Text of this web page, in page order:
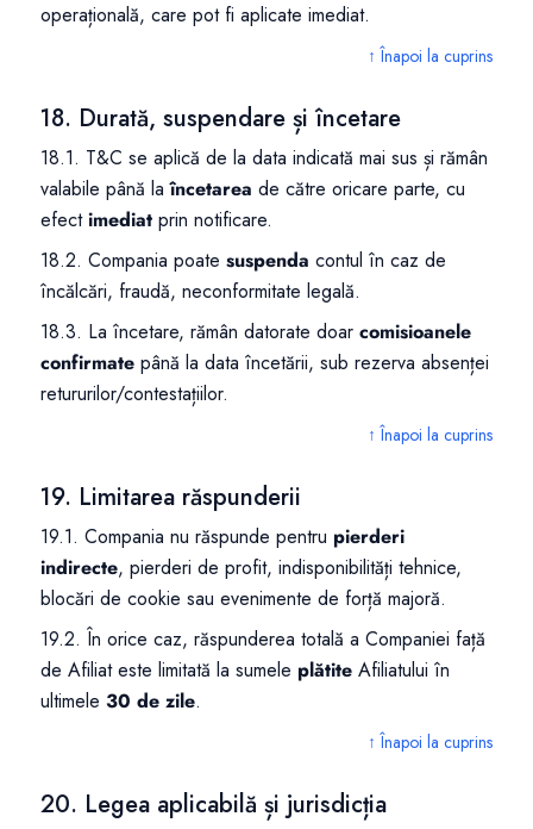
operațională, care pot fi aplicate imediat.
↑ Înapoi la cuprins
18. Durată, suspendare și încetare
18.1. T&C se aplică de la data indicată mai sus și rămân
valabile până laîncetarea de către oricare parte, cu
efectimediat prin notificare.
18.2. Compania poate suspenda contul în caz de
încălcări, fraudă, neconformitate legală.
18.3. La încetare, rămân datorate doar comisioanele
confirmate până la data încetării, sub rezerva absenței
retururilor/contestațiilor.
↑ Înapoi la cuprins
19. Limitarea răspunderii
19.1. Compania nu răspunde pentru pierderi
indirecte, pierderi de profit, indisponibilități tehnice,
blocări de cookie sau evenimente de forță majoră.
19.2. În orice caz, răspunderea totală a Companiei față
de Afiliat este limitată la sumele plătite Afiliatului în
ultimele 30 de zile.
↑ Înapoi la cuprins
20. Legea aplicabilă și jurisdicția